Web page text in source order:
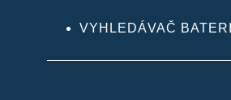
VYHLEDÁVAČ BATERIÍ